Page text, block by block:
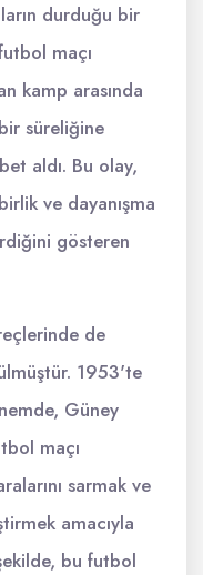
durduğu bir
maçı
kamp arasında
süreliğine
aldı. Bu olay,
ve dayanışma
gösteren
de
1953'te
Güney
maçı
sarmak ve
amacıyla
bu futbol